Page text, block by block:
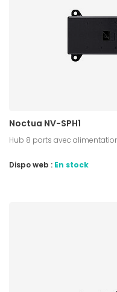
Noctua NV-SPH1
Hub 8 ports avec
Dispo web : En stock